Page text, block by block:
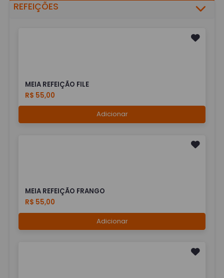
REFEIÇÕES
MEIA REFEIÇÃO FILE
R$ 55,00
Adicionar
MEIA REFEIÇÃO FRANGO
R$ 55,00
Adicionar